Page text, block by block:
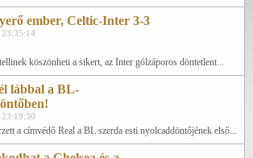
ember, Celtic-Inter 3-3
köszönheti a sikert, az Inter gólzáporos döntetlent...
lábbal a BL-
a címvédő Real a BL szerda esti nyolcaddöntőjének első...